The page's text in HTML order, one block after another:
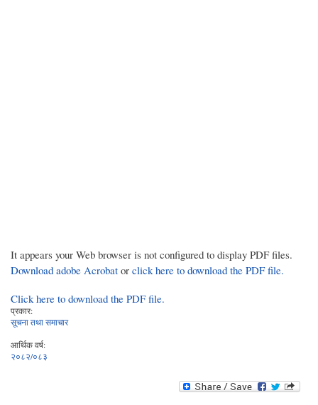
It appears your Web browser is not configured to display PDF files.
Download adobe Acrobat or click here to download the PDF file.
Click here to download the PDF file.
प्रकार:
सूचना तथा समाचार
आर्थिक वर्ष:
२०८२/०८३